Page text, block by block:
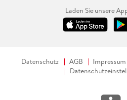
Laden Sie unsere
Datenschutz AGB Impressum